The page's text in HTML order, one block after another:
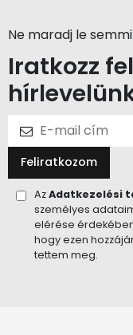
Ne maradj le
Iratkozz fel
Feliratkozom
AzAdatkezelési
személyes
elérése
hogy ezen
tettem meg.